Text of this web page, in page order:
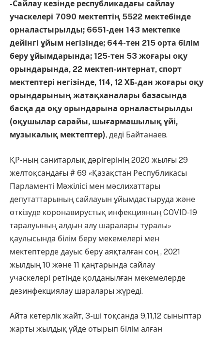
-Сайлау кезінде республикадағы сайлау
учаскелері 7090 мектептің 5522 мектебінде
орналастырылды; 6651-ден 143 мектепке
дейінгі ұйым негізінде; 644-тен 215 орта білім
беру ұйымдарында; 125-тен 53 жоғары оқу
орындарында, 22 мектеп-интернат, спорт
мектептері негізінде, 114, 12 ХБ-дан жоғары оқу
орындарының жатақханалары базасында
басқа да оқу орындарына орналастырылды
(оқушылар сарайы, шығармашылық үйі,
музыкалық мектептер), деді Байтанаев.
ҚР-ның санитарлық дәрігерінің 2020 жылғы 29
желтоқсандағы # 69 «Қазақстан Республикасы
Парламенті Мәжілісі мен мәслихаттары
депутаттарының сайлауын ұйымдастыруда және
өткізуде коронавирустық инфекцияның COVID-19
таралуының алдын алу шаралары туралы»
қаулысында білім беру мекемелері мен
мектептерде дауыс беру аяқталған соң , 2021
жылдың 10 және 11 қаңтарында сайлау
учаскелері ретінде қолданылған мекемелерде
дезинфекциялау шаралары жүреді.
Айта кетерлік жайт, 3-ші тоқсанда 9,11,12 сыныптар
жарты жылдық үйде отырып білім алған